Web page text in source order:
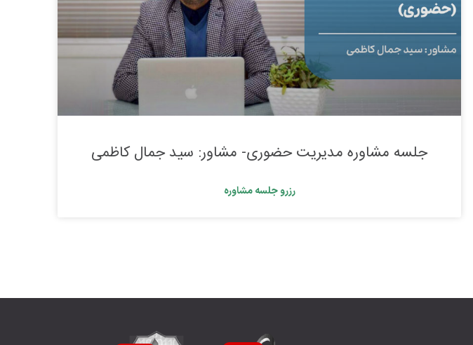
جلسه مشاوره مدیریت حضوری- مشاور: سید جمال کاظمی
رزرو جلسه مشاوره